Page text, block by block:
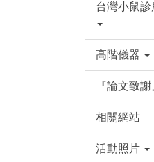
台灣小鼠
高階儀器
『論文致
相關網站
活動照片